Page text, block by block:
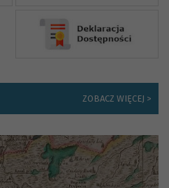
ZOBACZ WIĘCEJ >